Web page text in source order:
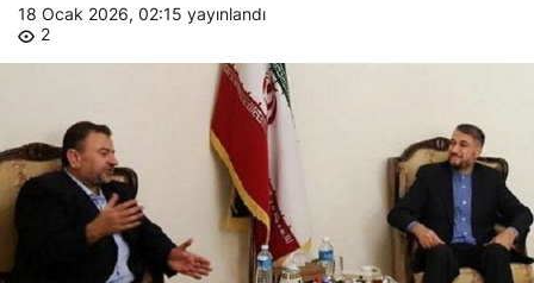
18 Ocak 2026, 02:15 yayınlandı
2